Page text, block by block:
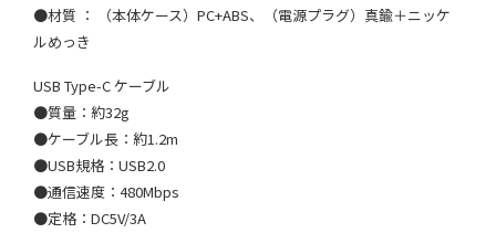
●材質 ： （本体ケース）PC+ABS、（電源プラグ）真鍮＋ニッケ
ルめっき
USB Type-C ケーブル
●質量：約32g
●ケーブル長：約1.2m
●USB規格：USB2.0
●通信速度：480Mbps
●定格：DC5V/3A